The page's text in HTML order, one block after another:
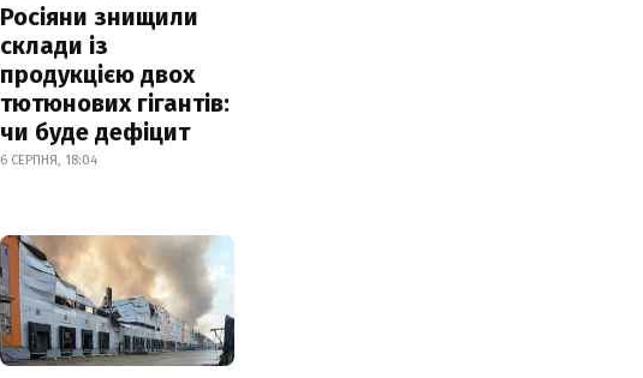
Росіяни знищили
склади із
продукцією двох
тютюнових гігантів:
чи буде дефіцит
6 СЕРПНЯ, 18:04